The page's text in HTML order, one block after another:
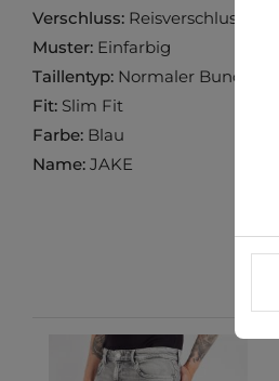
Verschluss: Reisverschluss
Muster: Einfarbig
Taillentyp: Normaler Bund
Fit: Slim Fit
Farbe: Blau
Name: JAKE